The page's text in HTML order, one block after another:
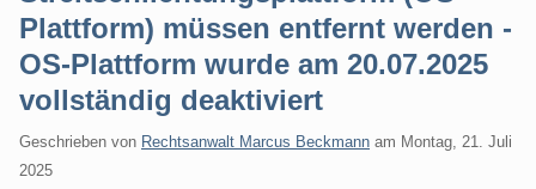
Plattform) müssen entfernt werden -
OS-Plattform wurde am 20.07.2025
vollständig deaktiviert
Geschrieben von Rechtsanwalt Marcus Beckmann am Montag, 21. Juli
2025